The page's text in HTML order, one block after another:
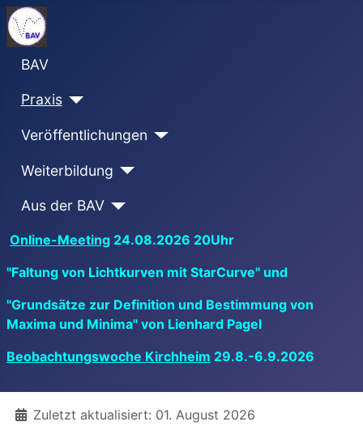
BAV
Praxis
Veröffentlichungen
Weiterbildung
Aus der BAV
Online-Meeting 24.08.2026 20Uhr
"Faltung von Lichtkurven mit StarCurve" und
"Grundsätze zur Definition und Bestimmung von
Maxima und Minima" von Lienhard Pagel
Beobachtungswoche Kirchheim 29.8.-6.9.2026
DetailsZuletzt aktualisiert: 01. August 2026